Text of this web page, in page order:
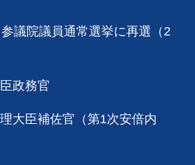
議院議員通常選挙に再選（2
政務官
大臣補佐官（第1次安倍内